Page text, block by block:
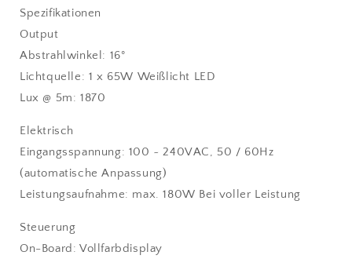
Spezifikationen
Output
Abstrahlwinkel: 16°
Lichtquelle: 1 x 65W Weißlicht LED
Lux @ 5m: 1870
Elektrisch
Eingangsspannung: 100 ~ 240VAC, 50 / 60Hz
(automatische Anpassung)
Leistungsaufnahme: max. 180W Bei voller Leistung
Steuerung
On-Board: Vollfarbdisplay